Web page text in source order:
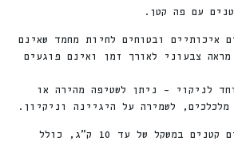
עם פה קטן.
איכותיים ובטוחים לחיות מחמד שאינם
צבעוני לאורך זמן ואינם פוגעים
לניקוי – ניתן לשטיפה מהירה או
מלכלכים, לשמירה על היגיינה וניקיון.
מותאם במיוחד לכלבים קטנים במשקל של עד 10 ק״ג, כולל